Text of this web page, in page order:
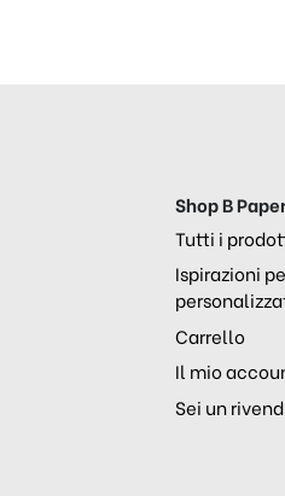
Shop B
Tutti i
Ispirazioni
Carrello
Il mio
Sei un